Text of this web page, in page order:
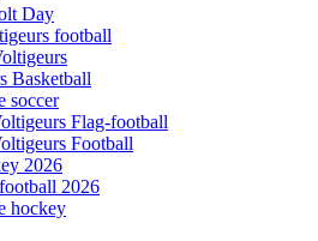
Day
football
Basketball
soccer
Flag-football
Football
2026
2026
hockey